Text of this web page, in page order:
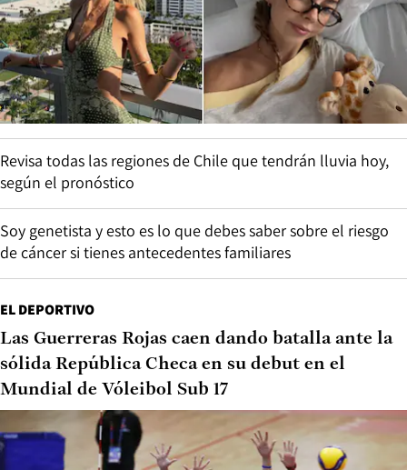
Revisa todas las regiones de Chile que tendrán lluvia hoy,
según el pronóstico
Soy genetista y esto es lo que debes saber sobre el riesgo
de cáncer si tienes antecedentes familiares
EL DEPORTIVO
Las Guerreras Rojas caen dando batalla ante la
sólida República Checa en su debut en el
Mundial de Vóleibol Sub 17